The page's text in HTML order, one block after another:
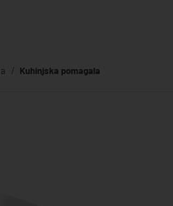
Kuhinjska pomagala